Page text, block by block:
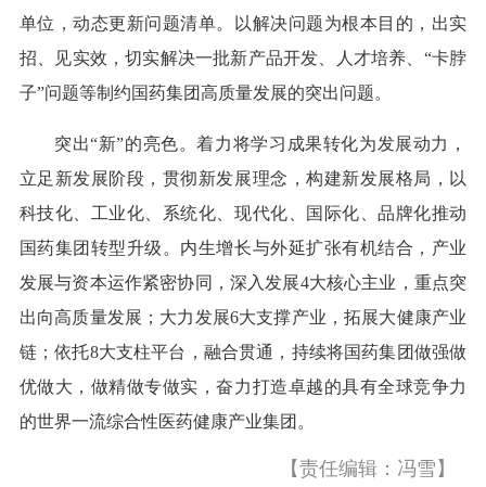
单位，动态更新问题清单。以解决问题为根本目的，出实
招、见实效，切实解决一批新产品开发、人才培养、“卡脖
子”问题等制约国药集团高质量发展的突出问题。
突出“新”的亮色。着力将学习成果转化为发展动力，
立足新发展阶段，贯彻新发展理念，构建新发展格局，以
科技化、工业化、系统化、现代化、国际化、品牌化推动
国药集团转型升级。内生增长与外延扩张有机结合，产业
发展与资本运作紧密协同，深入发展4大核心主业，重点突
出向高质量发展；大力发展6大支撑产业，拓展大健康产业
链；依托8大支柱平台，融合贯通，持续将国药集团做强做
优做大，做精做专做实，奋力打造卓越的具有全球竞争力
的世界一流综合性医药健康产业集团。
【责任编辑：冯雪】